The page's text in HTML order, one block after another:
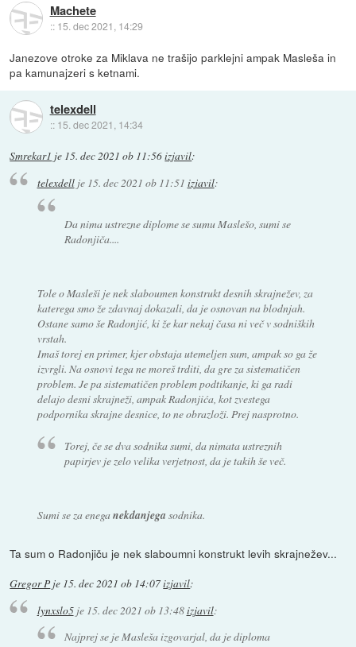
Machete
:: 15. dec 2021, 14:29
Janezove otroke za Miklava ne trašijo parklejni ampak Masleša in
pa kamunajzeri s ketnami.
telexdell
:: 15. dec 2021, 14:34
Smrekar1 je 15. dec 2021 ob 11:56izjavil:
telexdellje 15. dec 2021 ob 11:51 izjavil:
Da nima ustrezne diplome se sumu Maslešo, sumi se
Radonjiča....
Tole o Masleši je nek slaboumen konstrukt desnih skrajnežev, za
katerega smo že zdavnaj dokazali, da je osnovan na blodnjah.
Ostane samo še Radonjić, ki že kar nekaj časa ni več v sodniških
vrstah.
Imaš torej en primer, kjer obstaja utemeljen sum, ampak so ga že
izvrgli. Na osnovi tega ne moreš trditi, da gre za sistematičen
problem. Je pa sistematičen problem podtikanje, ki ga radi
delajo desni skrajneži, ampak Radonjića, kot zvestega
podpornika skrajne desnice, to ne obrazloži. Prej nasprotno.
Torej, če se dva sodnika sumi, da nimata ustreznih
papirjev je zelo velika verjetnost, da je takih še več.
Sumi se za eneganekdanjega sodnika.
Ta sum o Radonjiču je nek slaboumni konstrukt levih skrajnežev...
Gregor P je 15. dec 2021 ob 14:07izjavil:
lynxslo5je 15. dec 2021 ob 13:48izjavil:
Najprej se je Masleša izgovarjal, da je diploma